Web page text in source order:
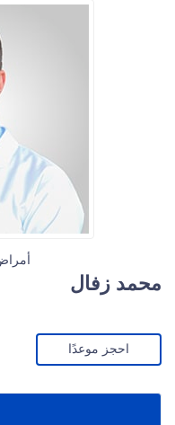
محمد زفال
احجز موعدًا